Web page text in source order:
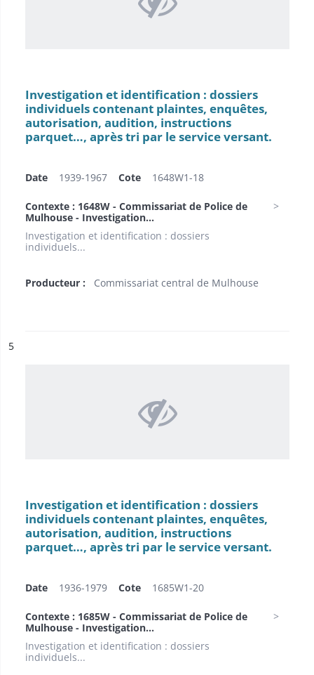
Investigation et identification : dossiers
individuels contenant plaintes, enquêtes,
autorisation, audition, instructions
parquet…, après tri par le service versant.
Date 1939-1967 Cote 1648W1-18
Contexte : 1648W - Commissariat de Police de
Mulhouse - Investigation...
Investigation et identification : dossiers
individuels...
Producteur : Commissariat central de Mulhouse
n°
5
Investigation et identification : dossiers
individuels contenant plaintes, enquêtes,
autorisation, audition, instructions
parquet…, après tri par le service versant.
Date 1936-1979 Cote 1685W1-20
Contexte : 1685W - Commissariat de Police de
Mulhouse - Investigation...
Investigation et identification : dossiers
individuels...